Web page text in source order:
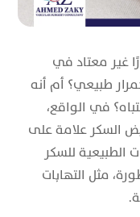
غير معتاد في
طبيعي؟ أم أنه
في الواقع،
السكر علامة على
الطبيعية للسكر
مثل التهابات